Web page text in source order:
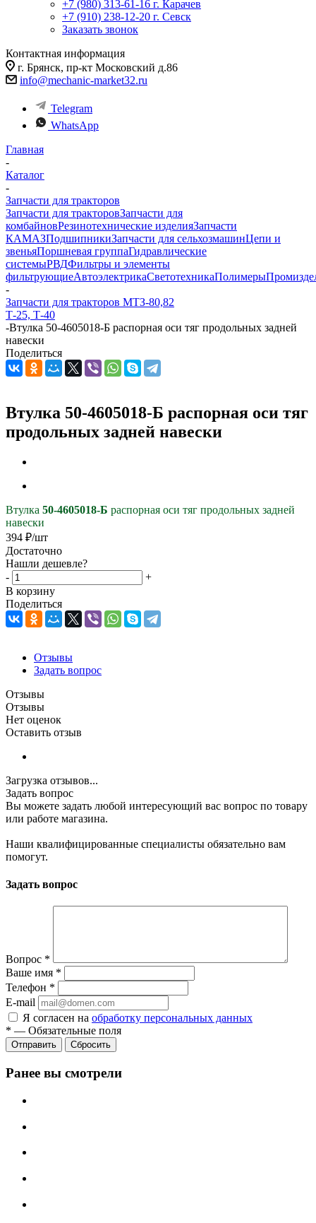
+7 (980) 313-61-16 г. Карачев
+7 (910) 238-12-20 г. Севск
Заказать звонок
Контактная информация
г. Брянск, пр-кт Московский д.86
info@mechanic-market32.ru
Telegram
WhatsApp
Главная
-
Каталог
-
Запчасти для тракторов
Запчасти для тракторовЗапчасти для
комбайновРезинотехнические изделияЗапчасти
КАМАЗПодшипникиЗапчасти для сельхозмашинЦепи и
звеньяПоршневая группаГидравлические
системыРВДФильтры и элементы
фильтрующиеАвтоэлектрикаСветотехникаПолимеры
-
Запчасти для тракторов МТЗ-80,82
Т-25, Т-40
-Втулка 50-4605018-Б распорная оси тяг продольных задней
навески
Поделиться
Втулка 50-4605018-Б распорная оси тяг
продольных задней навески
Втулка 50-4605018-Б распорная оси тяг продольных задней
навески
394 ₽/шт
Достаточно
Нашли дешевле?
-
+
В корзину
Поделиться
Отзывы
Задать вопрос
Отзывы
Отзывы
Нет оценок
Оставить отзыв
Загрузка отзывов...
Задать вопрос
Вы можете задать любой интересующий вас вопрос по товару
или работе магазина.
Наши квалифицированные специалисты обязательно вам
помогут.
Задать вопрос
Вопрос *
Ваше имя *
Телефон *
E-mail
Я согласен на обработку персональных данных
* — Обязательные поля
Сбросить
Ранее вы смотрели